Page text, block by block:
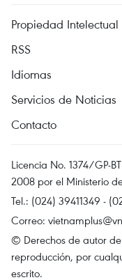
Propiedad Intelectual
RSS
Idiomas
Servicios de Noticias
Contacto
Licencia No. 1374/GP-
2008 por el Ministerio
Tel.: (024) 39411349 -
Correo:
© Derechos de autor de
reproducción, por
escrito.